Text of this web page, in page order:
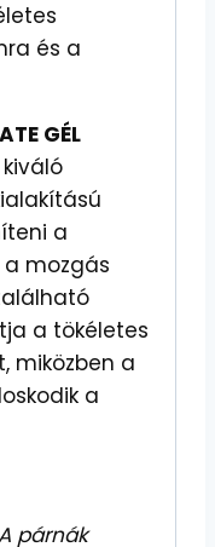
és a
GÉL
a
mozgás
a tökéletes
miközben a
a
párnák